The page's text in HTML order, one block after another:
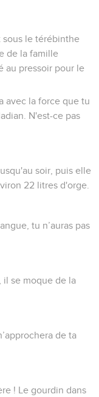
sous le térébinthe
de la famille
au pressoir pour le
avec la force que tu
N'est-ce pas
soir, puis elle
22 litres d'orge.
tu n’auras pas
il se moque de la
de ta
! Le gourdin dans